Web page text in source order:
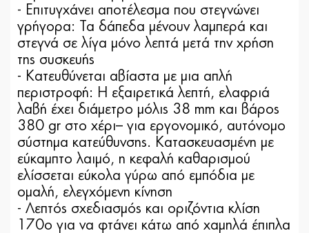
- Επιτυγχάνει αποτέλεσμα που στεγνώνει
γρήγορα: Τα δάπεδα μένουν λαμπερά και
στεγνά σε λίγα μόνο λεπτά μετά την χρήση
της συσκευής
- Κατευθύνεται αβίαστα με μια απλή
περιστροφή: Η εξαιρετικά λεπτή, ελαφριά
λαβή έχει διάμετρο μόλις 38 mm και βάρος
380 gr στο χέρι– για εργονομικό, αυτόνομο
σύστημα κατεύθυνσης. Κατασκευασμένη με
εύκαμπτο λαιμό, η κεφαλή καθαρισμού
ελίσσεται εύκολα γύρω από εμπόδια με
ομαλή, ελεγχόμενη κίνηση
- Λεπτός σχεδιασμός και οριζόντια κλίση
170o για να φτάνει κάτω από χαμηλά έπιπλα